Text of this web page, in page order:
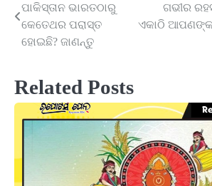
navigation
ପାକିସ୍ତାନ ଭାରତଠାରୁ
କେତେଥର ପରାସ୍ତ
ହୋଇଛି? ଜାଣନ୍ତୁ
ଗଭୀର
ଏକାଠି ଆପଣଙ୍କ
Related Posts